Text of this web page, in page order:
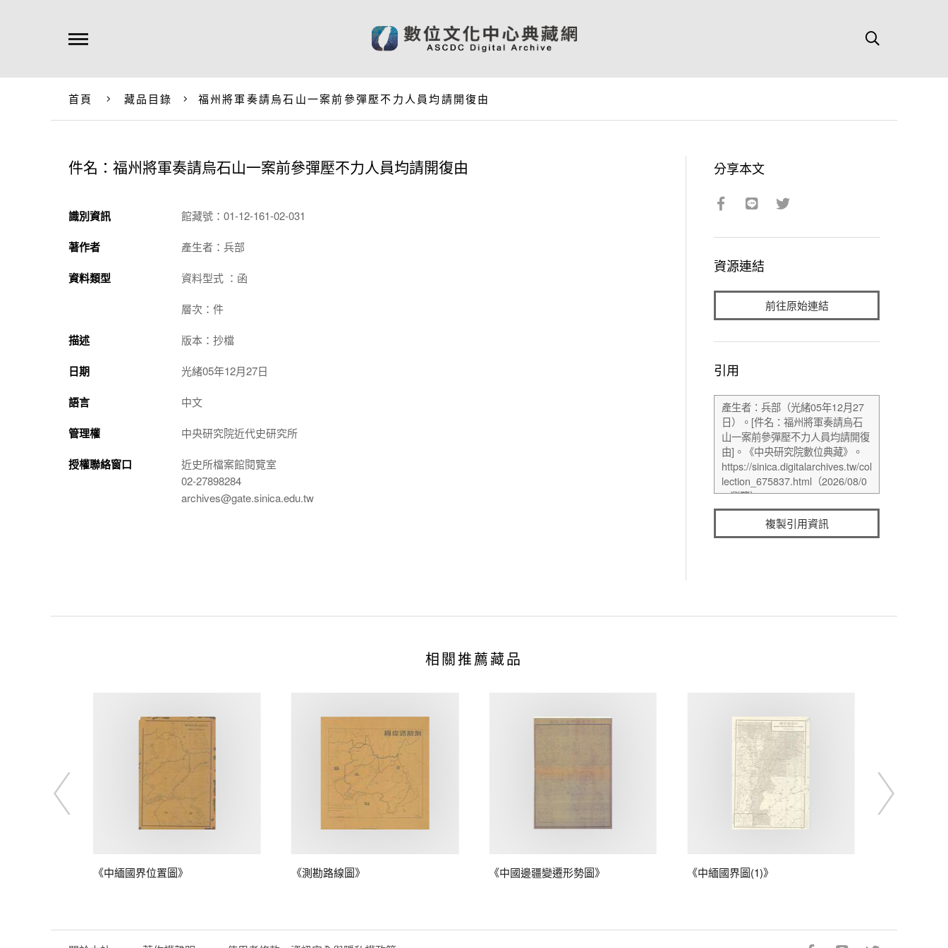
首頁 藏品目錄 福州將軍奏請烏石山一案前參彈壓不力人員均請開復由
件名：福州將軍奏請烏石山一案前參彈壓不力人員均請開復由
識別資訊 館藏號：01-12-161-02-031
著作者 產生者：兵部
資料類型 資料型式 ：函
層次：件
描述 版本：抄檔
日期 光緒05年12月27日
語言 中文
管理權 中央研究院近代史研究所
授權聯絡窗口
近史所檔案館閱覽室
02-27898284
archives@gate.sinica.edu.tw
分享本文
資源連結
前往原始連結
引用
複製引用資訊
相關推薦藏品
《中緬國界位置圖》 《測勘路線圖》 《中國邊疆變遷形勢圖》 《中緬國界圖(1)》